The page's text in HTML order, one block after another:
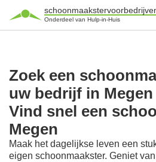
Onderdeel van Hulp-in-Huis
Zoek een
uw bedrijf in Megen
Vind snel een
Megen
Maak het dagelijkse leven een
eigen schoonmaakster. Geniet